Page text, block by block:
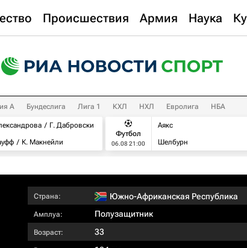
Происшествия Армия Наука
А Бундеслига Лига 1 КХЛ НХЛ Евролига НБА
Г. Дабровски
К. Макнейли
Футбол
06.08 21:00
Аякс
Шелбурн
Страна: Южно-Африканская Республика
Амплуа: Полузащитник
Возраст: 33